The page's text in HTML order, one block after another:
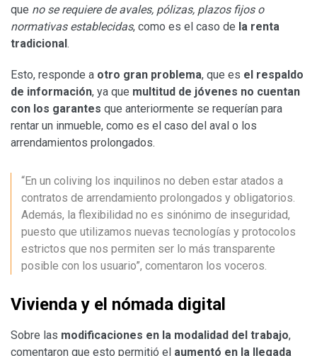
que no se requiere de avales, pólizas, plazos fijos o
normativas establecidas, como es el caso de la renta
tradicional.
Esto, responde a otro gran problema, que es el respaldo
de información, ya que multitud de jóvenes no cuentan
con los garantes que anteriormente se requerían para
rentar un inmueble, como es el caso del aval o los
arrendamientos prolongados.
“En un coliving los inquilinos no deben estar atados a
contratos de arrendamiento prolongados y obligatorios.
Además, la flexibilidad no es sinónimo de inseguridad,
puesto que utilizamos nuevas tecnologías y protocolos
estrictos que nos permiten ser lo más transparente
posible con los usuario”, comentaron los voceros.
Vivienda y el nómada digital
Sobre las modificaciones en la modalidad del trabajo,
comentaron que esto permitió el aumentó en la llegada